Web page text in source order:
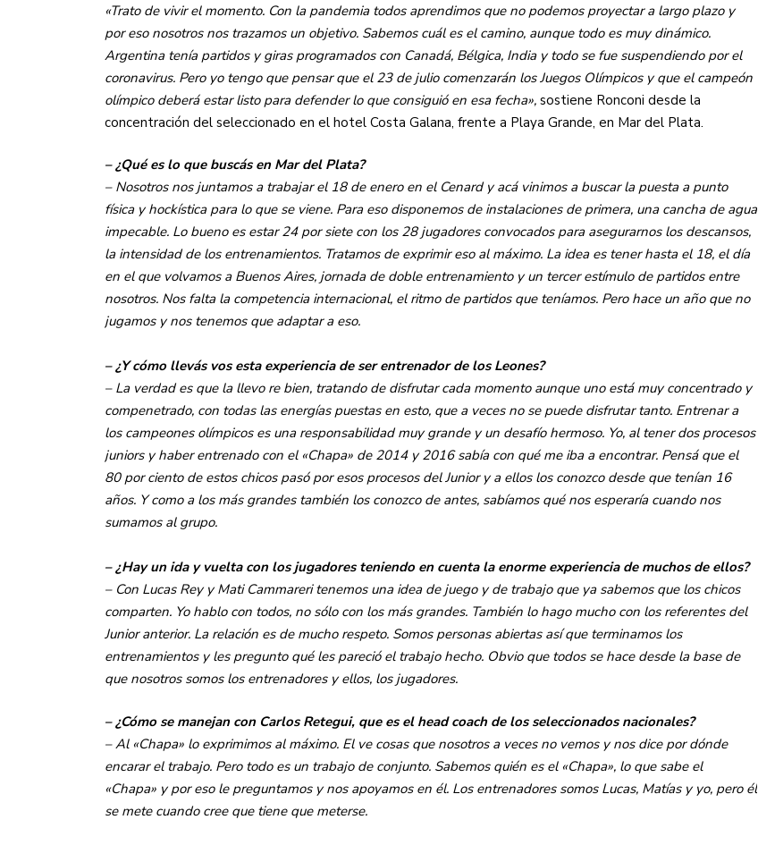
«Trato de vivir el momento. Con la pandemia todos aprendimos que no podemos proyectar a largo plazo y
por eso nosotros nos trazamos un objetivo. Sabemos cuál es el camino, aunque todo es muy dinámico.
Argentina tenía partidos y giras programados con Canadá, Bélgica, India y todo se fue suspendiendo por el
coronavirus. Pero yo tengo que pensar que el 23 de julio comenzarán los Juegos Olímpicos y que el campeón
olímpico deberá estar listo para defender lo que consiguió en esa fecha», sostiene Ronconi desde la
concentración del seleccionado en el hotel Costa Galana, frente a Playa Grande, en Mar del Plata.
– ¿Qué es lo que buscás en Mar del Plata?
– Nosotros nos juntamos a trabajar el 18 de enero en el Cenard y acá vinimos a buscar la puesta a punto
física y hockística para lo que se viene. Para eso disponemos de instalaciones de primera, una cancha de agua
impecable. Lo bueno es estar 24 por siete con los 28 jugadores convocados para asegurarnos los descansos,
la intensidad de los entrenamientos. Tratamos de exprimir eso al máximo. La idea es tener hasta el 18, el día
en el que volvamos a Buenos Aires, jornada de doble entrenamiento y un tercer estímulo de partidos entre
nosotros. Nos falta la competencia internacional, el ritmo de partidos que teníamos. Pero hace un año que no
jugamos y nos tenemos que adaptar a eso.
– ¿Y cómo llevás vos esta experiencia de ser entrenador de los Leones?
– La verdad es que la llevo re bien, tratando de disfrutar cada momento aunque uno está muy concentrado y
compenetrado, con todas las energías puestas en esto, que a veces no se puede disfrutar tanto. Entrenar a
los campeones olímpicos es una responsabilidad muy grande y un desafío hermoso. Yo, al tener dos procesos
juniors y haber entrenado con el «Chapa» de 2014 y 2016 sabía con qué me iba a encontrar. Pensá que el
80 por ciento de estos chicos pasó por esos procesos del Junior y a ellos los conozco desde que tenían 16
años. Y como a los más grandes también los conozco de antes, sabíamos qué nos esperaría cuando nos
sumamos al grupo.
– ¿Hay un ida y vuelta con los jugadores teniendo en cuenta la enorme experiencia de muchos de ellos?
– Con Lucas Rey y Mati Cammareri tenemos una idea de juego y de trabajo que ya sabemos que los chicos
comparten. Yo hablo con todos, no sólo con los más grandes. También lo hago mucho con los referentes del
Junior anterior. La relación es de mucho respeto. Somos personas abiertas así que terminamos los
entrenamientos y les pregunto qué les pareció el trabajo hecho. Obvio que todos se hace desde la base de
que nosotros somos los entrenadores y ellos, los jugadores.
– ¿Cómo se manejan con Carlos Retegui, que es el head coach de los seleccionados nacionales?
– Al «Chapa» lo exprimimos al máximo. El ve cosas que nosotros a veces no vemos y nos dice por dónde
encarar el trabajo. Pero todo es un trabajo de conjunto. Sabemos quién es el «Chapa», lo que sabe el
«Chapa» y por eso le preguntamos y nos apoyamos en él. Los entrenadores somos Lucas, Matías y yo, pero él
se mete cuando cree que tiene que meterse.